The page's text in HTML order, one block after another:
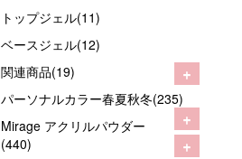
トップジェル(11)
ベースジェル(12)
関連商品(19)
+
パーソナルカラー春夏秋冬(235)
+
Mirage アクリルパウダー
(440)
+